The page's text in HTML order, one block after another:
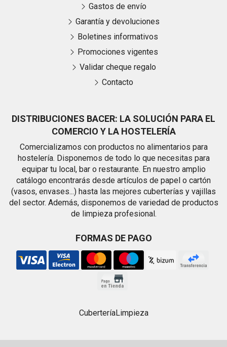
DISTRIBUCIONES BACER: LA SOLUCIÓN PARA EL
COMERCIO Y LA HOSTELERÍA
Comercializamos con productos no alimentarios para
hostelería. Disponemos de todo lo que necesitas para
equipar tu local, bar o restaurante. En nuestro amplio
catálogo encontrarás desde artículos de papel o cartón
(vasos, envases...) hasta las mejores cuberterías y vajillas
del sector. Además, disponemos de variedad de productos
de limpieza profesional.
FORMAS DE PAGO
Gastos de envío
Garantía y devoluciones
Boletines informativos
Promociones vigentes
Validar cheque regalo
Contacto
CuberteríaLimpieza